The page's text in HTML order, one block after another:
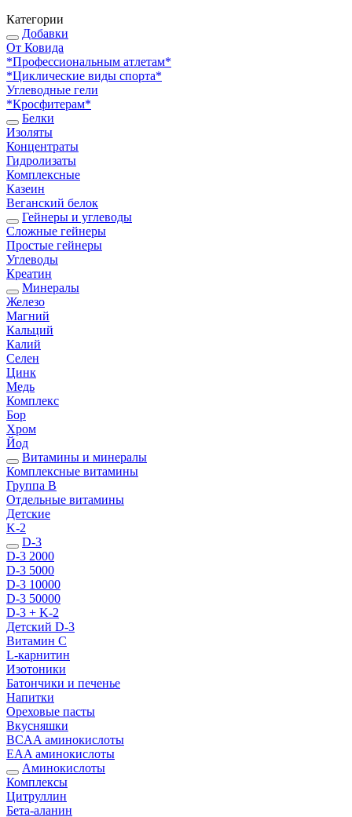
Категории
Добавки
От Ковида
*Профессиональным атлетам*
*Циклические виды спорта*
Углеводные гели
*Кросфитерам*
Белки
Изоляты
Концентраты
Гидролизаты
Комплексные
Казеин
Веганский белок
Гейнеры и углеводы
Сложные гейнеры
Простые гейнеры
Углеводы
Креатин
Минералы
Железо
Магний
Кальций
Калий
Селен
Цинк
Медь
Комплекс
Бор
Хром
Йод
Витамины и минералы
Комплексные витамины
Группа B
Отдельные витамины
Детские
K-2
D-3
D-3 2000
D-3 5000
D-3 10000
D-3 50000
D-3 + K-2
Детский D-3
Витамин С
L-карнитин
Изотоники
Батончики и печенье
Напитки
Ореховые пасты
Вкусняшки
BCAA аминокислоты
EAA аминокислоты
Аминокислоты
Комплексы
Цитруллин
Бета-аланин